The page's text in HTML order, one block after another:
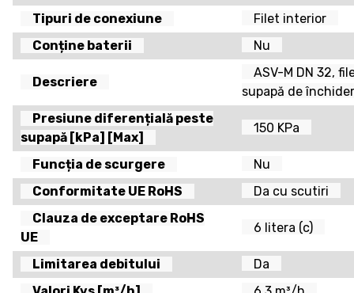
Tipuri de conexiune
Filet interior
Conține baterii
Nu
Descriere
ASV-M DN 32,
supapă de
Presiune diferențială peste
supapă [kPa] [Max]
150 KPa
Funcția de scurgere
Nu
Conformitate UE RoHS
Da cu scutiri
Clauza de exceptare RoHS
UE
6 litera (c)
Limitarea debitului
Da